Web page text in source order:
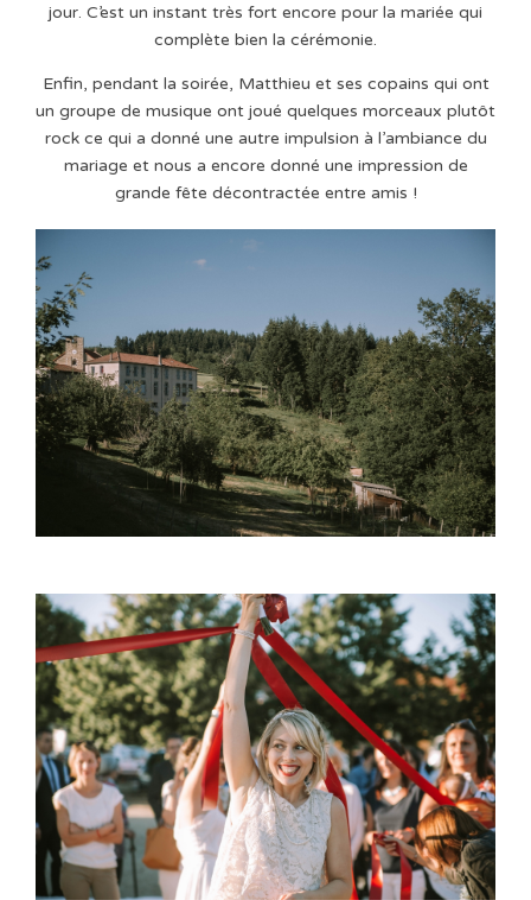
jour. C’est un instant très fort encore pour la mariée qui
complète bien la cérémonie.
Enfin, pendant la soirée, Matthieu et ses copains qui ont
un groupe de musique ont joué quelques morceaux plutôt
rock ce qui a donné une autre impulsion à l’ambiance du
mariage et nous a encore donné une impression de
grande fête décontractée entre amis !